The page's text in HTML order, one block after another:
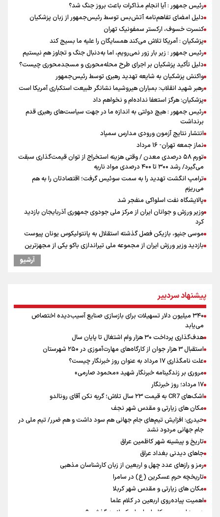
رئیس جمهور : آیا انجام مذاکرات باعث بروز جنگ شد؟
دلیل امضای تفاهم‌نامه آتش‌بس توسط رئیس‌جمهور از زبان پزشکیان
کنسرت خسوف، ارکستر سمفونیک تهران
پزشکیان : آمریکا تلاش می‌کند همسایگان را علیه ما بسیج کند
رئیس جمهور : زیر بار زور نمی‌رویم، اما به‌دنبال جنگ و تجاوز هم نیستیم
دلیل تأکید پزشکیان بر اجرای طرح محله‌محوری و مسجدمحوری چیست؟
واکنش پزشکیان به شایعه تهدید رهبری توسط رئیس‌جمهور
رهبر شهید انقلاب: بمباران هیروشیما نشانگر طبیعت استکباری آمریکا است
پزشکیان: هرگز استعفا نداده‌ام و نخواهم داد
رئیس جمهور : هیچ دولتی به اندازه ما در جهت سیاست‌های رهبری قدم
برنداشت
انتشار نتایج آزمون ورودی مدارس سمپاد
نماز جمعه تهران- ۱۶ مرداد
تورم ۵۸ درصدی معدن / وقتی هزینه استخراج از توان قیمت‌گذاری سبقت
می‌گیرد/ رشد ۳۰۰ تا ۴۰۰ درصدی مواد ناریه
ترامپ انگشت تهدید را به سمت سوئیس گرفت؛ اقتصادتان را به هم
می‌ریزم
پالایشگاه نفت اسلواکی منفجر شد
وزیر ورزش و جوانان ایران از مرکز ملی جودوی جمهوری آذربایجان بازدید
کرد
موسی جنپو، بازیکن فصل گذشته استقلال به پانتولیکوس یونان پیوست
بازدید وزیر ورزش ایران از مجموعه ملی تیراندازی باکو یکی از مجهزترین
یمن، ایستاده در برابر تحریم و تجاوز
خبر سخنگوی کمیسیون امنیت از توافق در چارچوب کلی مذاکرات ایران و
عمان بر سر تنگه هرمز
پیش بینی نرخ ارز، طلا و سکه شنبه ۱۷مرداد/ طلا و دلار در آستانه یک تغییر
مهم
همتی: اظهارات جدید آمریکا با ادعاهای قبلی سازگار نیست
آرشیو
پیشنهاد سردبیر
۳۴۰ میلیون دلار تسهیلات برای بازسازی صنایع آسیب‌دیده اختصاص
می‌یابد
هدف‌گذاری پرداخت ۳۰ هزار وام اشتغال تا پایان سال
استقبال ۳ هزار جوان از کارگاه‌های مهارت‌آموزی در ۲۵۰ شهرستان
علت نامگذاری ۱۷ مرداد به عنوان روز خبرنگار چیست؟
مروری بر زندگینامه خبرنگار شهید «محمود صارمی»
۱۷ مرداد؛ روز خبرنگار
اشک‌های CR7 به قیمت ۲۳ سال تلاش؛ گریه نکن آقای رونالدو
مکان های زیارتی و مقدس شهر نجف
حیدری: افزایش تیم‌های جام جهانی هم سود داشت و هم ضرر/ تیم ملی در
جام جهانی مردود نشد
تاریخ و پیشینه شهر کاظمین عراق
جاهای دیدنی بغداد عراق
رمز و رازهای عدد چهل و اربعین از زبان کارشناسان مذهبی
تاریخچه حرم عسکرین (ع) در سامرا
مکان های زیارتی و مقدس شهر کربلا
اهمیت پیاده‌روی اربعین در کلام علما
در روز اربعین بر کاروان اسرای کربلا چه گذشت؟